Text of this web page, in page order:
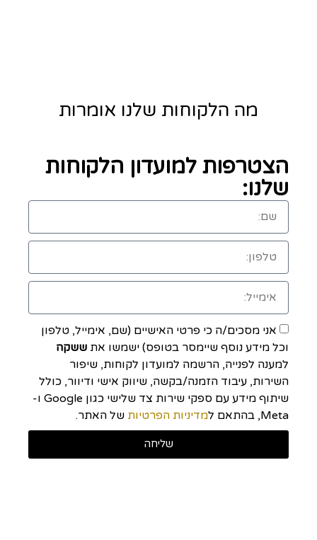
מה הלקוחות שלנו אומרות
הצטרפות למועדון הלקוחות
שלנו:
אני מסכים/ה כי פרטי האישיים (שם, אימייל, טלפון
וכל מידע נוסף שיימסר בטופס) ישמשו את ששקה
למענה לפנייה, הרשמה למועדון לקוחות, שיפור
השירות, עיבוד הזמנה/בקשה, שיווק אישי ודיוור, כולל
שיתוף מידע עם ספקי שירות צד שלישי כגון Google ו-
Meta, בהתאם ל
מדיניות הפרטיות של האתר.
שליחה